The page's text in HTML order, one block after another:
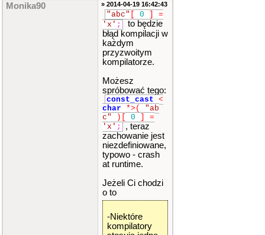
Monika90 » 2014-04-19 16:42:43
"abc" 0
=
'x' ;
to będzie
błąd kompilacji w
każdym
przyzwoitym
kompilatorze.
Możesz
spróbować tego:
const_cast <
char
*> (
"ab
c"
) [ 0 ]
=
'x' ;
, teraz
zachowanie jest
niezdefiniowane,
typowo - crash
at runtime.
Jeżeli Ci chodzi
o to
-Niektóre
kompilatory